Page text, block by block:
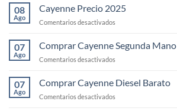
Gold
el
sexual
08
Ago
Cayenne Precio 2025
Comentarios desactivados
Precio
2025
07
Ago
Comprar Cayenne Segunda Mano
Comentarios desactivados
Cayenne
Mano
07
Ago
Comprar Cayenne Diesel Barato
Comentarios desactivados